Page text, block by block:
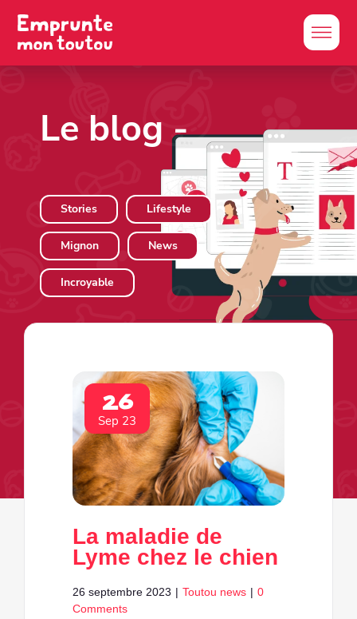
Le blog-
Stories Lifestyle
Mignon News
Incroyable
26
Sep 23
La maladie de
Lyme chez le chien
26 septembre 2023 | Toutou news | 0
Comments